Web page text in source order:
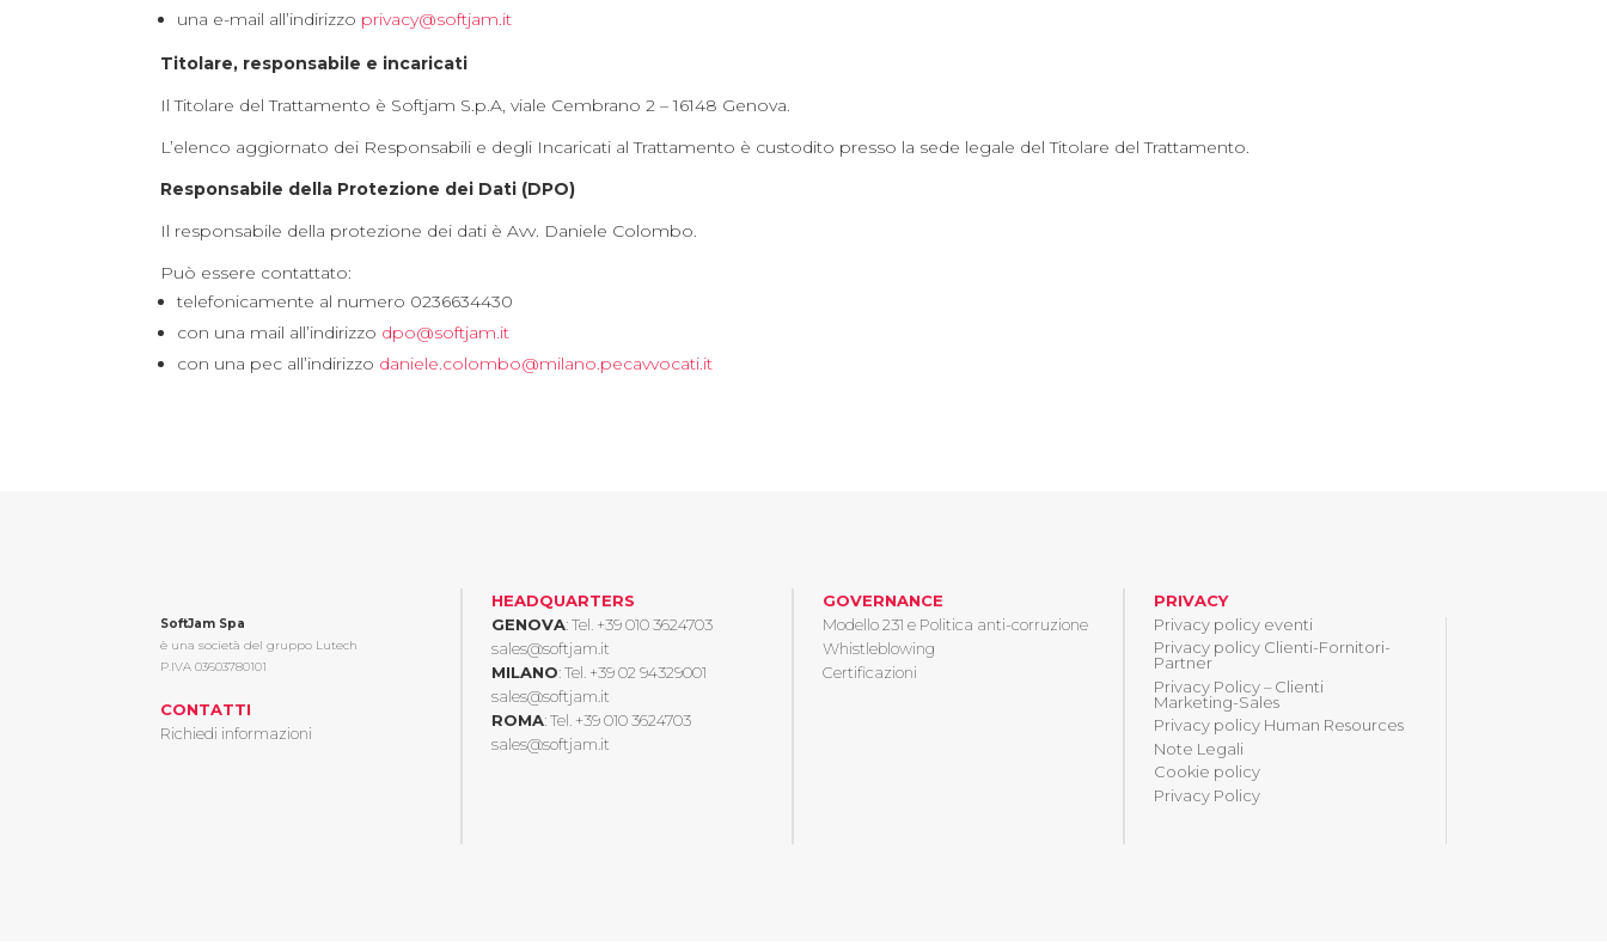
una e-mail all’indirizzo privacy@softjam.it
Titolare, responsabile e incaricati
Il Titolare del Trattamento è Softjam S.p.A, viale Cembrano 2 – 16148 Genova.
L’elenco aggiornato dei Responsabili e degli Incaricati al Trattamento è custodito presso la sede legale del Titolare del Trattamento.
Responsabile della Protezione dei Dati (DPO)
Il responsabile della protezione dei dati è Avv. Daniele Colombo.
Può essere contattato:
telefonicamente al numero 0236634430
con una mail all’indirizzo dpo@softjam.it
con una pec all’indirizzo daniele.colombo@milano.pecavvocati.it
SoftJam Spa
è una società del gruppo Lutech
P.IVA 03603780101
CONTATTI
Richiedi informazioni
HEADQUARTERS
GENOVA: Tel. +39 010 3624703
sales@softjam.it
MILANO: Tel. +39 02 94329001
sales@softjam.it
ROMA: Tel. +39 010 3624703
sales@softjam.it
GOVERNANCE
Modello 231 e Politica anti-corruzione
Whistleblowing
Certificazioni
PRIVACY
Privacy policy eventi
Privacy policy Clienti-Fornitori-
Partner
Privacy Policy – Clienti
Marketing-Sales
Privacy policy Human Resources
Note Legali
Cookie policy
Privacy Policy